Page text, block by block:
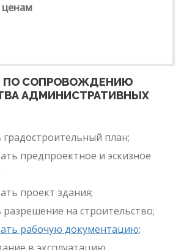
ценам
ПО СОПРОВОЖДЕНИЮ
АДМИНИСТРАТИВНЫХ
градостроительный план;
предпроектное и эскизное
проект здания;
разрешение на строительство;
рабочую документацию;